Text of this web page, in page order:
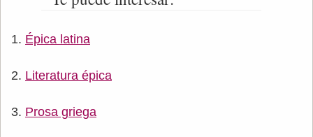
Épica latina
Literatura épica
Prosa griega